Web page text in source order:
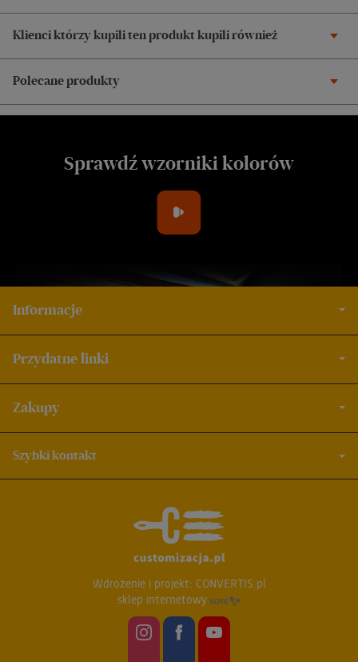
Klienci którzy kupili ten produkt kupili również
Polecane produkty
Sprawdź wzorniki kolorów
Informacje
Przydatne linki
Zakupy
Szybki kontakt
Wdrożenie i projekt: CONVERTIS.pl
sklep internetowy